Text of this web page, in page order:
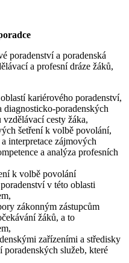
poradenství a poradenská
a profesní dráze žáků,
kariérového poradenství,
diagnosticko-poradenských
cesty žáka,
šetření k volbě povolání,
interpretace zájmových
a analýza profesních
k volbě povolání
v této oblasti
zákonným zástupcům
žáků, a to
zařízeními a středisky
služeb, které